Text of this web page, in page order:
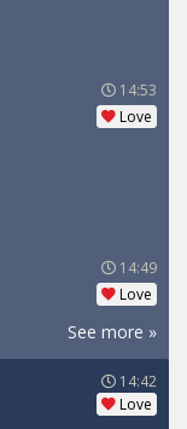
14:53
Love
14:49
Love
See more »
14:42
Love